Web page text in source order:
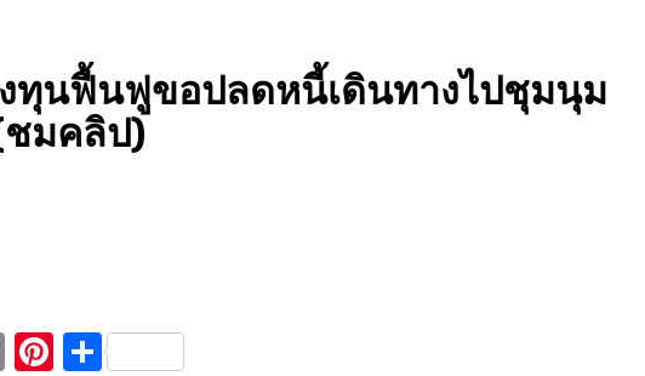
ทุนฟื้นฟูขอปลดหนี้เดินทางไปชุมนุม
ชมคลิป)
CopyPinterest
Share